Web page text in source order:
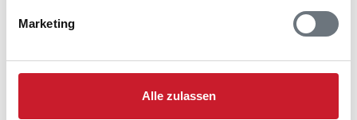
Marketing
Alle zulassen